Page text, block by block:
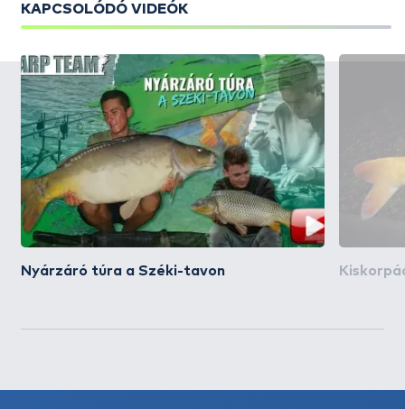
KAPCSOLÓDÓ VIDEÓK
Nyárzáró túra a Széki-tavon